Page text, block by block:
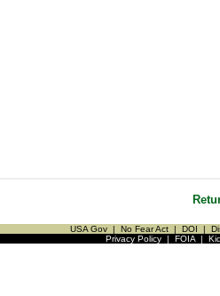
USA Gov | No Fear Act | DOI |
Privacy Policy| FOIA|